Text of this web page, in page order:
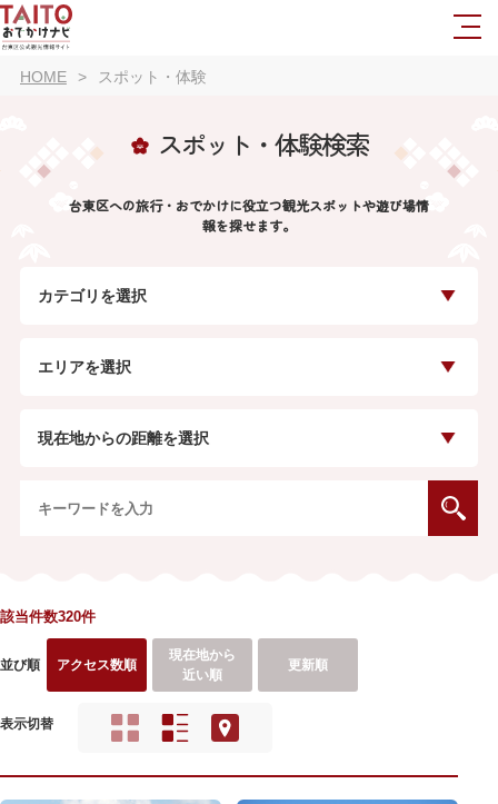
HOME スポット・体験
スポット・体験検索
台東区への旅行・おでかけに役立つ観光スポットや遊び場情
報を探せます。
カテゴリを選択
エリアを選択
現在地からの距離を選択
該当件数320件
並び順 アクセス数順
現在地から
近い順
更新順
表示切替